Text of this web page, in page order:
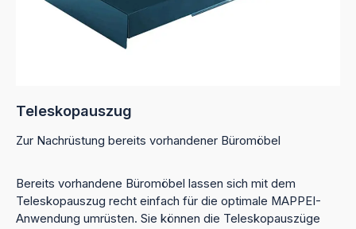
Teleskopauszug
Zur Nachrüstung bereits vorhandener Büromöbel
Bereits vorhandene Büromöbel lassen sich mit dem
Teleskopauszug recht einfach für die optimale MAPPEI-
Anwendung umrüsten. Sie können die Teleskopauszüge